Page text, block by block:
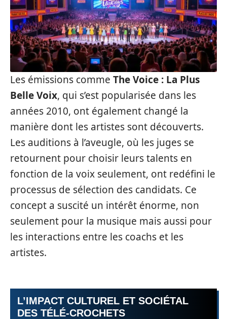
Les émissions comme The Voice : La Plus
Belle Voix, qui s’est popularisée dans les
années 2010, ont également changé la
manière dont les artistes sont découverts.
Les auditions à l’aveugle, où les juges se
retournent pour choisir leurs talents en
fonction de la voix seulement, ont redéfini le
processus de sélection des candidats. Ce
concept a suscité un intérêt énorme, non
seulement pour la musique mais aussi pour
les interactions entre les coachs et les
artistes.
L’IMPACT CULTUREL ET SOCIÉTAL
DES TÉLÉ-CROCHETS